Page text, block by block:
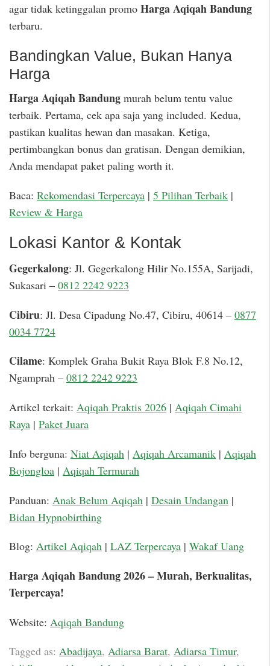
agar tidak ketinggalan promo Harga Aqiqah Bandung
terbaru.
Bandingkan Value, Bukan Hanya
Harga
Harga Aqiqah Bandung murah belum tentu value
terbaik. Pertama, cek apa saja yang included. Kedua,
pastikan kualitas hewan dan masakan. Ketiga,
pertimbangkan bonus dan gratisan. Dengan demikian,
Anda mendapat paket paling worth it.
Baca: Rekomendasi Terpercaya | 5 Pilihan Terbaik |
Review & Harga
Lokasi Kantor & Kontak
Gegerkalong: Jl. Gegerkalong Hilir No.155A, Sarijadi,
Sukasari – 0812 2242 9223
Cibiru: Jl. Desa Cipadung No.47, Cibiru, 40614 – 0877
0034 7724
Cilame: Komplek Graha Bukit Raya Blok F.8 No.12,
Ngamprah – 0812 2242 9223
Artikel terkait: Aqiqah Praktis 2026 | Aqiqah Cimahi
Raya | Paket Juara
Info berguna: Niat Aqiqah | Aqiqah Arcamanik | Aqiqah
Bojongloa | Aqiqah Termurah
Panduan: Anak Belum Aqiqah | Desain Undangan |
Bidan Hypnobirthing
Blog: Artikel Aqiqah | LAZ Terpercaya | Wakaf Uang
Harga Aqiqah Bandung 2026 – Murah, Berkualitas,
Terpercaya!
Website: Aqiqah Bandung
Tagged as: Abadijaya, Adiarsa Barat, Adiarsa Timur,